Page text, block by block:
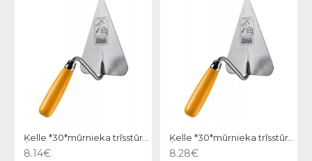
Ķelle *30*mūrnieka trīsstūra 18cm, Hardy
8.14€
Ķelle *30*mūrnieka trīsstūra 20cm, Hardy
8.28€